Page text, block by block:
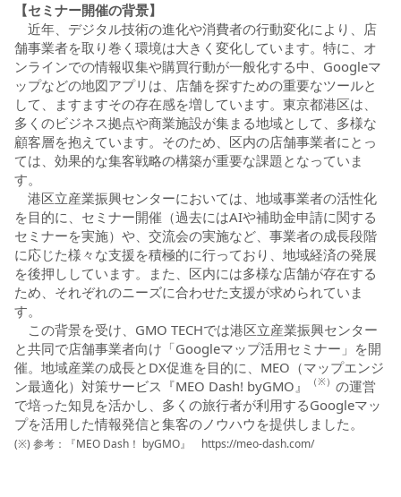
【セミナー開催の背景】
近年、デジタル技術の進化や消費者の行動変化により、店
舗事業者を取り巻く環境は大きく変化しています。特に、オ
ンラインでの情報収集や購買行動が一般化する中、Googleマ
ップなどの地図アプリは、店舗を探すための重要なツールと
して、ますますその存在感を増しています。東京都港区は、
多くのビジネス拠点や商業施設が集まる地域として、多様な
顧客層を抱えています。そのため、区内の店舗事業者にとっ
ては、効果的な集客戦略の構築が重要な課題となっていま
す。
港区立産業振興センターにおいては、地域事業者の活性化
を目的に、セミナー開催（過去にはAIや補助金申請に関する
セミナーを実施）や、交流会の実施など、事業者の成長段階
に応じた様々な支援を積極的に行っており、地域経済の発展
を後押ししています。また、区内には多様な店舗が存在する
ため、それぞれのニーズに合わせた支援が求められていま
す。
この背景を受け、GMO TECHでは港区立産業振興センター
と共同で店舗事業者向け「Googleマップ活用セミナー」を開
催。地域産業の成長とDX促進を目的に、MEO（マップエンジ
ン最適化）対策サービス『MEO Dash! byGMO』
（※） の運営
で培った知見を活かし、多くの旅行者が利用するGoogleマッ
プを活用した情報発信と集客のノウハウを提供しました。
(※) 参考：『MEO Dash！ byGMO』 https://meo-dash.com/